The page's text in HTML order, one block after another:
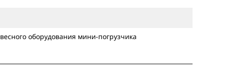
оборудования мини-погрузчика